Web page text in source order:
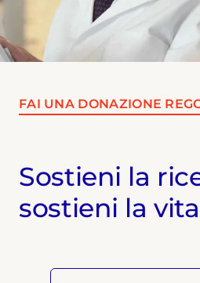
FAI UNA DONAZIONE
Sostieni la
sostieni la vita